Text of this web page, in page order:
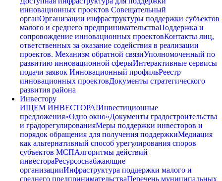
инновационных проектов Совещательный
органОрганизации инфраструктуры поддержки субъектов
малого и среднего предпринимательстваПоддержка и
сопровождение инновационных проектовКонтакты лиц,
ответственных за оказание содействия в реализации
проектов. Механизм обратной связиУполномоченный по
развитию инновационной сферыИнтерактивные сервисы
подачи заявок Инновационный профильРеестр
инновационных проектовДокументы стратегического
развития района
Инвестору
ИЩЕМ ИНВЕСТОРА!Инвестиционные
предложения«Одно окно»Документы градостроительства
и градорегулированияМеры поддержки инвесторов и
порядок обращения для получения поддержкиМедиация
как альтернативный способ урегулирования споров
субъектов МСПАлгоритмы действий
инвестораРесурсоснабжающие
организацииИнфраструктура поддержки малого и
среднего предпринимательстваПеречень муниципальных